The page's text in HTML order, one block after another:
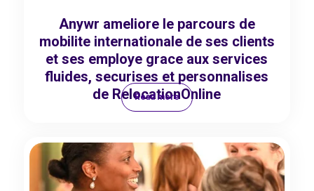
Anywr ameliore le parcours de
mobilite internationale de ses clients
et ses employe grace aux services
fluides, securises et personnalises
de RelocationOnline
Read more